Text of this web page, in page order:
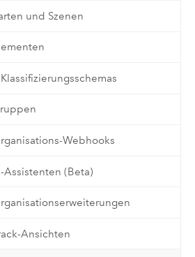
und Szenen
Webhooks
Assistenten (Beta)
Ansichten